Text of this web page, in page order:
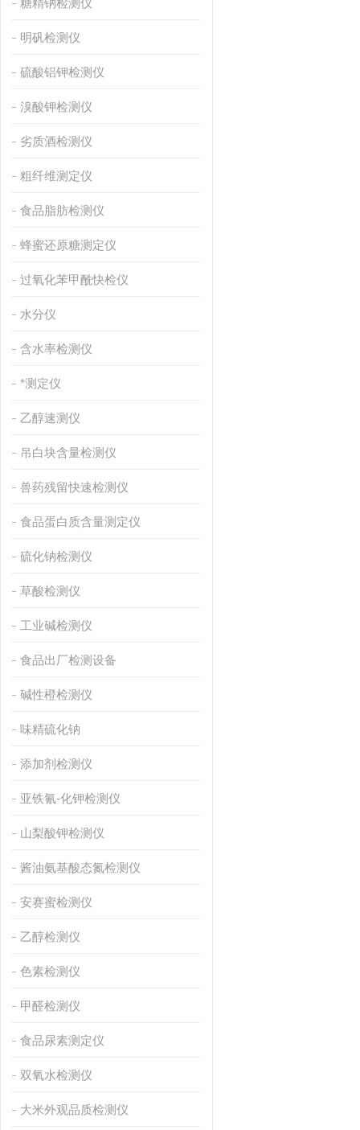
糖精钠检测仪
明矾检测仪
硫酸铝钾检测仪
溴酸钾检测仪
劣质酒检测仪
粗纤维测定仪
食品脂肪检测仪
蜂蜜还原糖测定仪
过氧化苯甲酰快检仪
水分仪
含水率检测仪
*测定仪
乙醇速测仪
吊白块含量检测仪
兽药残留快速检测仪
食品蛋白质含量测定仪
硫化钠检测仪
草酸检测仪
工业碱检测仪
食品出厂检测设备
碱性橙检测仪
味精硫化钠
添加剂检测仪
亚铁氰-化钾检测仪
山梨酸钾检测仪
酱油氨基酸态氮检测仪
安赛蜜检测仪
乙醇检测仪
色素检测仪
甲醛检测仪
食品尿素测定仪
双氧水检测仪
大米外观品质检测仪